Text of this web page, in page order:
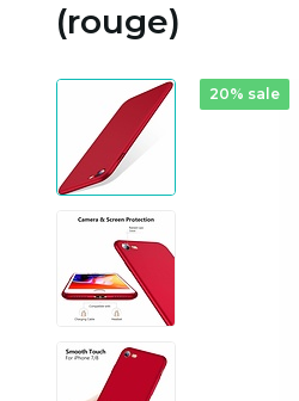
(rouge)
20% sale